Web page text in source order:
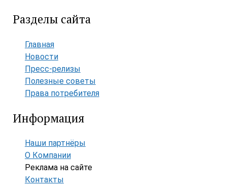
Разделы сайта
Главная
Новости
Пресс-релизы
Полезные советы
Права потребителя
Информация
Наши партнёры
О Компании
Реклама на сайте
Контакты